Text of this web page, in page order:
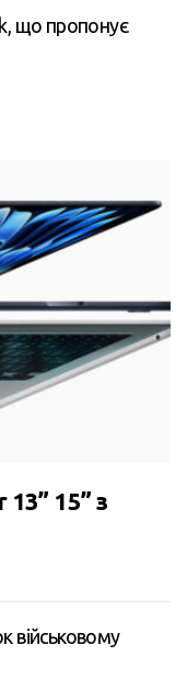
що пропонує
15” з
військовому